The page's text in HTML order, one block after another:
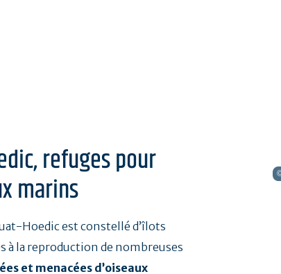
refuges pour
marins
Hoedic est constellé d’îlots
à la reproduction de nombreuses
et menacées d’oiseaux